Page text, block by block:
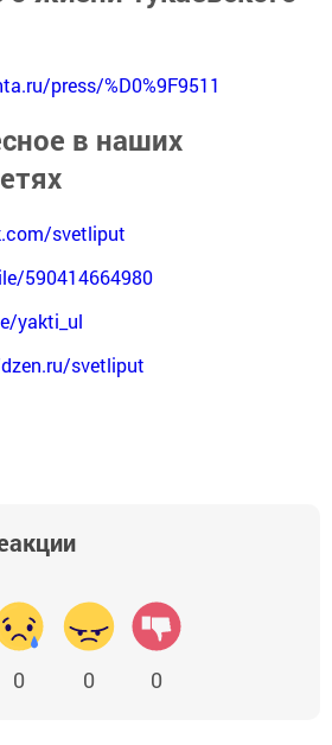
press/%D0%9F9511
в наших
svetliput
590414664980
yakti_ul
svetliput
0 0 0